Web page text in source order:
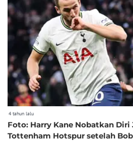
4 tahun lalu
Foto: Harry Kane Nobatkan Diri
Tottenham Hotspur setelah